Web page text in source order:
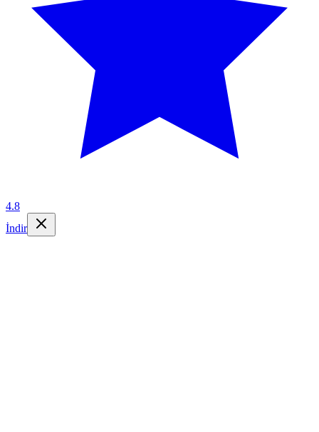
4.8
İndir